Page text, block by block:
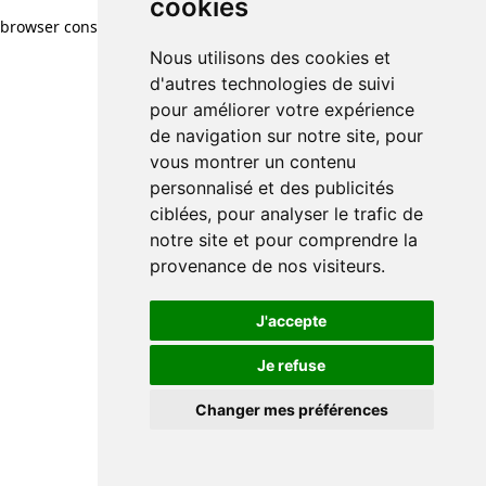
cookies
Nous utilisons des cookies et
d'autres technologies de suivi
pour améliorer votre expérience
de navigation sur notre site, pour
vous montrer un contenu
personnalisé et des publicités
ciblées, pour analyser le trafic de
notre site et pour comprendre la
provenance de nos visiteurs.
J'accepte
Je refuse
Changer mes préférences
browser console for more information)